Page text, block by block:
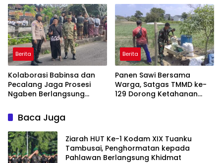
MENJAGA STABILITAS
NASIONAL
Berita
Kolaborasi Babinsa dan
Pecalang Jaga Prosesi
Ngaben Berlangsung
Berita
Panen Sawi Bersama
Warga, Satgas TMMD ke-
129 Dorong Ketahanan
Baca Juga
Ziarah HUT Ke-1 Kodam XIX Tuanku
Tambusai, Penghormatan kepada
Pahlawan Berlangsung Khidmat